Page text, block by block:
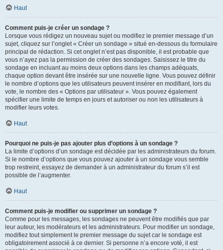
Haut
Comment puis-je créer un sondage ?
Lorsque vous rédigez un nouveau sujet ou modifiez le premier message d’un
sujet, cliquez sur l’onglet « Créer un sondage » situé en-dessous du formulaire
principal de rédaction. Si cet onglet n’est pas disponible, il est probable que
vous n’ayez pas la permission de créer des sondages. Saisissez le titre du
sondage en incluant au moins deux options dans les champs adéquats,
chaque option devant être insérée sur une nouvelle ligne. Vous pouvez définir
le nombre d’options que les utilisateurs peuvent insérer en modifiant, lors du
vote, le nombre des « Options par utilisateur ». Vous pouvez également
spécifier une limite de temps en jours et autoriser ou non les utilisateurs à
modifier leurs votes.
Haut
Pourquoi ne puis-je pas ajouter plus d’options à un sondage ?
La limite d’options d’un sondage est décidée par les administrateurs du forum.
Si le nombre d’options que vous pouvez ajouter à un sondage vous semble
trop restreint, essayez de demander à un administrateur du forum s’il est
possible de l’augmenter.
Haut
Comment puis-je modifier ou supprimer un sondage ?
Comme pour les messages, les sondages ne peuvent être modifiés que par
leur auteur, les modérateurs et les administrateurs. Pour modifier un sondage,
modifiez tout simplement le premier message du sujet car le sondage est
obligatoirement associé à ce dernier. Si personne n’a encore voté, il est